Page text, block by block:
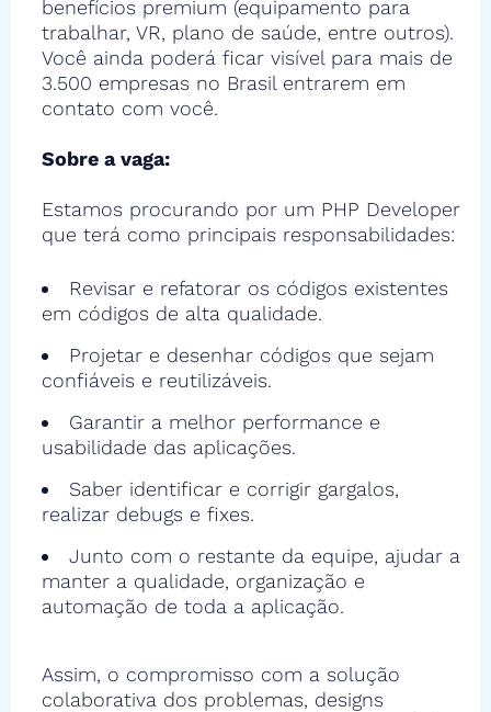
benefícios premium (equipamento para
trabalhar, VR, plano de saúde, entre outros).
Você ainda poderá ficar visível para mais de
3.500 empresas no Brasil entrarem em
contato com você.
Sobre a vaga:
Estamos procurando por um PHP Developer
que terá como principais responsabilidades:
Revisar e refatorar os códigos existentes
em códigos de alta qualidade.
Projetar e desenhar códigos que sejam
confiáveis e reutilizáveis.
Garantir a melhor performance e
usabilidade das aplicações.
Saber identificar e corrigir gargalos,
realizar debugs e fixes.
Junto com o restante da equipe, ajudar a
manter a qualidade, organização e
automação de toda a aplicação.
Assim, o compromisso com a solução
colaborativa dos problemas, designs